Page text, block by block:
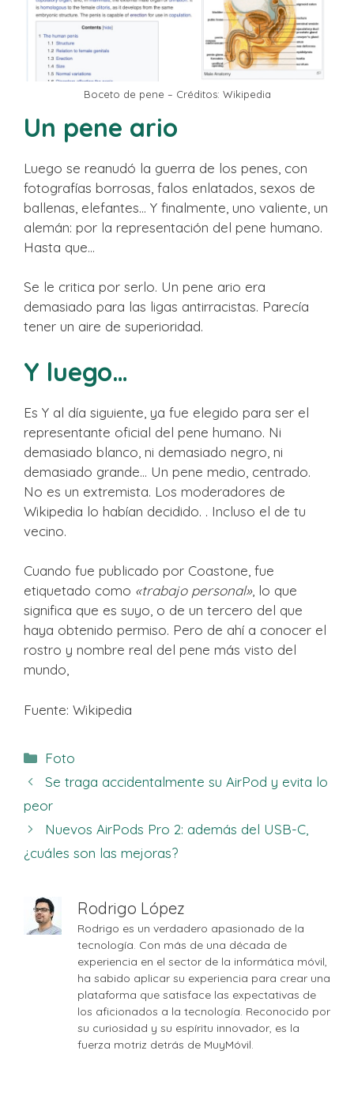
Boceto de pene – Créditos: Wikipedia
Un pene ario
Luego se reanudó la guerra de los penes, con
fotografías borrosas, falos enlatados, sexos de
ballenas, elefantes… Y finalmente, uno valiente, un
alemán: por la representación del pene humano.
Hasta que…
Se le critica por serlo. Un pene ario era
demasiado para las ligas antirracistas. Parecía
tener un aire de superioridad.
Y luego…
Es Y al día siguiente, ya fue elegido para ser el
representante oficial del pene humano. Ni
demasiado blanco, ni demasiado negro, ni
demasiado grande… Un pene medio, centrado.
No es un extremista. Los moderadores de
Wikipedia lo habían decidido. . Incluso el de tu
vecino.
Cuando fue publicado por Coastone, fue
etiquetado como «trabajo personal», lo que
significa que es suyo, o de un tercero del que
haya obtenido permiso. Pero de ahí a conocer el
rostro y nombre real del pene más visto del
mundo,
Fuente: Wikipedia
Categorías
Foto
Se traga accidentalmente su AirPod y evita lo
peor
Nuevos AirPods Pro 2: además del USB-C,
¿cuáles son las mejoras?
Rodrigo López
Rodrigo es un verdadero apasionado de la
tecnología. Con más de una década de
experiencia en el sector de la informática móvil,
ha sabido aplicar su experiencia para crear una
plataforma que satisface las expectativas de
los aficionados a la tecnología. Reconocido por
su curiosidad y su espíritu innovador, es la
fuerza motriz detrás de MuyMóvil.